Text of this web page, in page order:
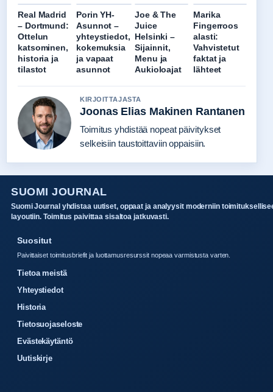
Real Madrid
– Dortmund:
Ottelun
katsominen,
historia ja
tilastot
Porin YH-
Asunnot –
yhteystiedot,
kokemuksia
ja vapaat
asunnot
Joe & The
Juice
Helsinki –
Sijainnit,
Menu ja
Aukioloajat
Marika
Fingerroos
alasti:
Vahvistetut
faktat ja
lähteet
KIRJOITTAJASTA
Joonas Elias Makinen Rantanen
Toimitus yhdistää nopeat päivitykset
selkeisiin taustoittaviin oppaisiin.
SUOMI JOURNAL
Suomi Journal yhdistaa uutiset, oppaat ja analyysit moderniin
layoutiin. Toimitus paivittaa sisaltoa jatkuvasti.
Suositut
Paivittaiset toimitusbriefit ja luottamusresurssit nopeaa varmistusta varten.
Tietoa meistä
Yhteystiedot
Historia
Tietosuojaseloste
Evästekäytäntö
Uutiskirje